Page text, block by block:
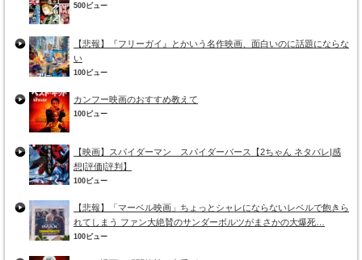
500ビュー
【悲報】『フリーガイ』とかいう名作映画、面白いのに話題にならな
い
100ビュー
カンフー映画のおすすめ教えて
100ビュー
【映画】スパイダーマン スパイダーバース【2ちゃん ネタバレ|感
想|評価|評判】
100ビュー
【悲報】「マーベル映画」ちょっとシャレにならないレベルで飽きら
れてしまう ファン大絶賛のサンダーボルツがまさかの大爆死…
100ビュー